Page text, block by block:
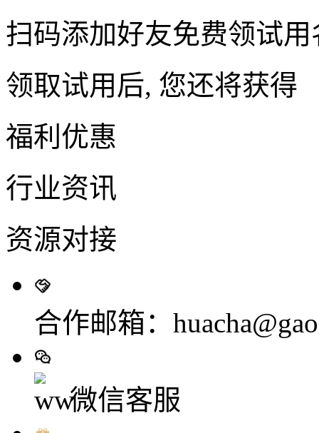
扫码添加好友免费领试用
领取试用后, 您还将获得
福利优惠
行业资讯
资源对接
合作邮箱：
微信客服